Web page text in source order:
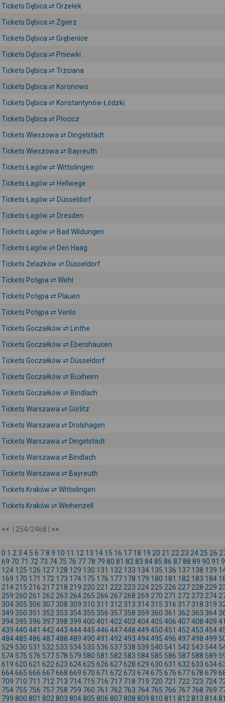
Tickets Dębica ⇄ Orzełek
Tickets Dębica ⇄ Zgierz
Tickets Dębica ⇄ Grębenice
Tickets Dębica ⇄ Pniewki
Tickets Dębica ⇄ Trzciana
Tickets Dębica ⇄ Koronowo
Tickets Dębica ⇄ Konstantynów Łódzki
Tickets Dębica ⇄ Płocicz
Tickets Wieszowa ⇄ Dingelstädt
Tickets Wieszowa ⇄ Bayreuth
Tickets Łagów ⇄ Wittislingen
Tickets Łagów ⇄ Hellwege
Tickets Łagów ⇄ Düsseldorf
Tickets Łagów ⇄ Dresden
Tickets Łagów ⇄ Bad Wildungen
Tickets Łagów ⇄ Den Haag
Tickets Żelazków ⇄ Düsseldorf
Tickets Potępa ⇄ Wehl
Tickets Potępa ⇄ Plauen
Tickets Potępa ⇄ Venlo
Tickets Goczałków ⇄ Linthe
Tickets Goczałków ⇄ Ebershausen
Tickets Goczałków ⇄ Düsseldorf
Tickets Goczałków ⇄ Buxheim
Tickets Goczałków ⇄ Bindlach
Tickets Warszawa ⇄ Görlitz
Tickets Warszawa ⇄ Drolshagen
Tickets Warszawa ⇄ Dingelstädt
Tickets Warszawa ⇄ Bindlach
Tickets Warszawa ⇄ Bayreuth
Tickets Kraków ⇄ Wittislingen
Tickets Kraków ⇄ Weihenzell
<< | 254/2468 | >>
0 1 2 3 4 5 6 78 9 10 11 12 13 14 15 16 17 18 19 20 21 22 23 24 25 26
69 70 71 72 73 74 75 76 77 78 79 80 81 82 83 8485 86 8788 89 90 91
124 125 126 127 128 129 130 131 132 133 134 135 136 137 138 139
169 170 171 172 173 174 175 176 177 178 179 180 181 182 183 184
214 215 216 217 218 219 220 221 222 223 224 225 226 227 228 229
259 260 261 262 263 264 265 266 267 268 269 270 271 272 273 274
304 305 306 307 308 309 310 311 312 313 314 315 316 317 318 319
349 350 351 352 353 354 355 356 357 358 359 360 361 362 363 364
394 395 396 397 398 399 400 401 402 403 404405 406 407408 409
439 440 441 442 443 444445 446 447448 449 450 451 452 453 454
484485 486 487488 489 490 491 492 493 494495 496 497498 499
529 530 531 532 533 534 535 536 537 538 539 540 541 542 543 544
574 575 576 577 578 579 580 581 582 583 584 585 586 587 588 589
619 620 621 622 623 624625 626 627628 629 630 631 632 633 634
664665 666 667668 669 670 671 672 673 674675 676 677678 679
709 710 711 712 713 714 715 716 717 718 719 720 721 722 723 724
754 755 756 757 758 759 760 761 762 763 764 765 766 767 768 769
799 800 801 802 803 804805 806 807808 809 810 811 812 813 814